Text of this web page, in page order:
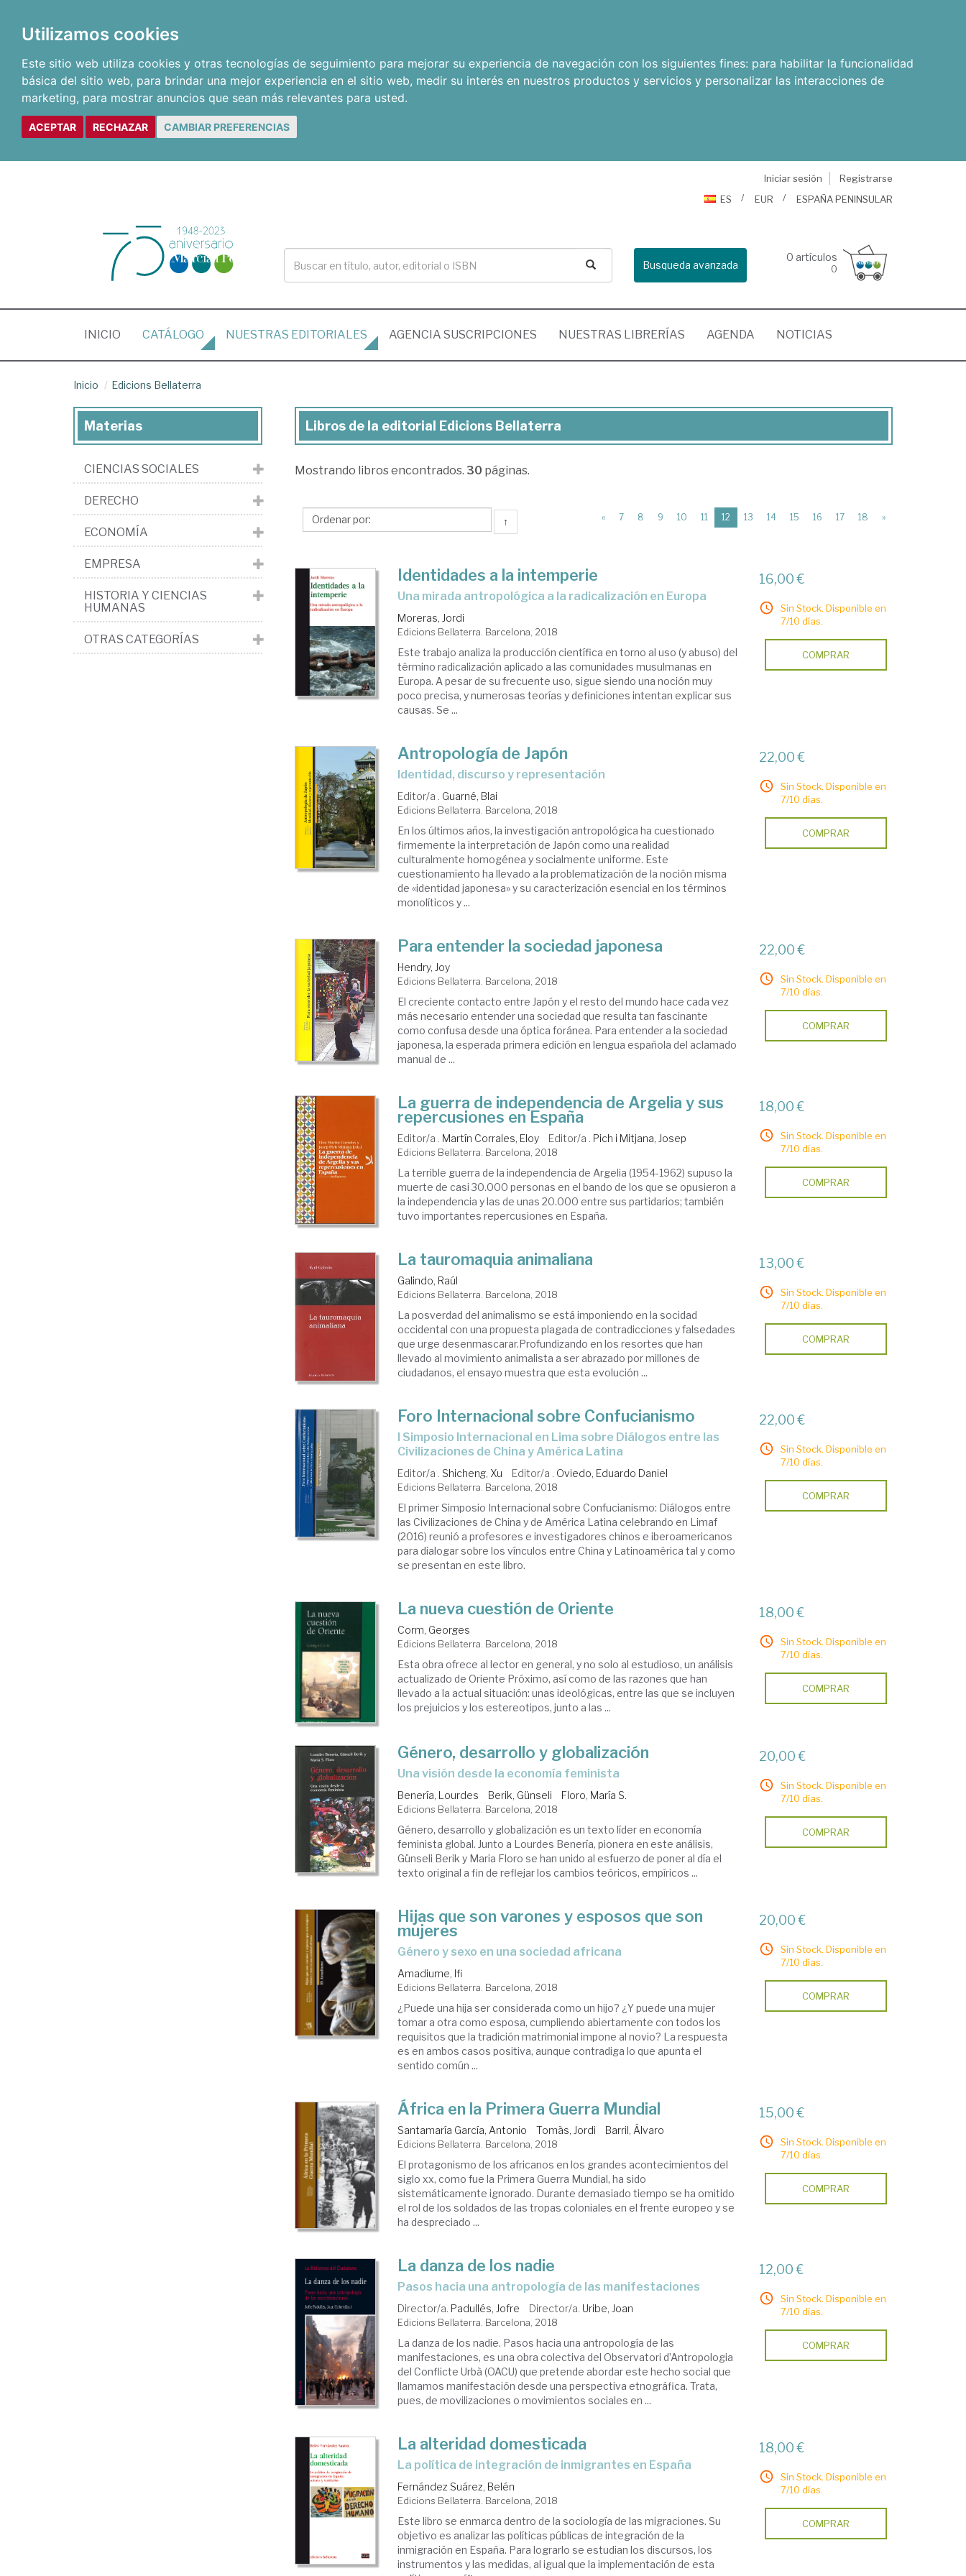
Utilizamos cookies
Este sitio web utiliza cookies y otras tecnologías de seguimiento para mejorar su experiencia de navegación con los siguientes fines: para habilitar la funcionalidad
básica del sitio web, para brindar una mejor experiencia en el sitio web, medir su interés en nuestros productos y servicios y personalizar las interacciones de
marketing, para mostrar anuncios que sean más relevantes para usted.
ACEPTAR RECHAZAR CAMBIAR PREFERENCIAS
Iniciar sesión
Registrarse
ES
EUR ESPAÑA PENINSULAR
Busqueda avanzada
0 artículos
0
INICIO (CURRENT)
CATÁLOGO NUESTRAS EDITORIALES AGENCIA SUSCRIPCIONES NUESTRAS LIBRERÍAS AGENDA NOTICIAS
Inicio Edicions Bellaterra
Libros
la
Edicions
Libros de la editorial Edicions Bellaterra
Mostrando libros encontrados. 30 páginas.
↑ « 7 8 9 10 11 12 (current)
13 14 15 16 17 18 »
Identidades a la intemperie
una mirada antropológica a la radicalización en Europa
Moreras, Jordi
Edicions Bellaterra. Barcelona, 2018
Este trabajo analiza la producción científica en torno al uso (y abuso) del
término radicalización aplicado a las comunidades musulmanas en
Europa. A pesar de su frecuente uso, sigue siendo una noción muy
poco precisa, y numerosas teorías y definiciones intentan explicar sus
causas. Se ...
16,00 €
Sin Stock. Disponible en
7/10 días.
COMPRAR
Antropología de Japón
identidad, discurso y representación
Editor/a . Guarné, Blai
Edicions Bellaterra. Barcelona, 2018
En los últimos años, la investigación antropológica ha cuestionado
firmemente la interpretación de Japón como una realidad
culturalmente homogénea y socialmente uniforme. Este
cuestionamiento ha llevado a la problematización de la noción misma
de «identidad japonesa» y su caracterización esencial en los términos
monolíticos y ...
22,00 €
Sin Stock. Disponible en
7/10 días.
COMPRAR
Para entender la sociedad japonesa
Hendry, Joy
Edicions Bellaterra. Barcelona, 2018
El creciente contacto entre Japón y el resto del mundo hace cada vez
más necesario entender una sociedad que resulta tan fascinante
como confusa desde una óptica foránea. Para entender a la sociedad
japonesa, la esperada primera edición en lengua española del aclamado
manual de ...
22,00 €
Sin Stock. Disponible en
7/10 días.
COMPRAR
La guerra de independencia de Argelia y sus
repercusiones en España
Editor/a . Martín Corrales, Eloy Editor/a . Pich i Mitjana, Josep
Edicions Bellaterra. Barcelona, 2018
La terrible guerra de la independencia de Argelia (1954-1962) supuso la
muerte de casi 30.000 personas en el bando de los que se opusieron a
la independencia y las de unas 20.000 entre sus partidarios; también
tuvo importantes repercusiones en España.
18,00 €
Sin Stock. Disponible en
7/10 días.
COMPRAR
La tauromaquia animaliana
Galindo, Raúl
Edicions Bellaterra. Barcelona, 2018
La posverdad del animalismo se está imponiendo en la socidad
occidental con una propuesta plagada de contradicciones y falsedades
que urge desenmascarar.Profundizando en los resortes que han
llevado al movimiento animalista a ser abrazado por millones de
ciudadanos, el ensayo muestra que esta evolución ...
13,00 €
Sin Stock. Disponible en
7/10 días.
COMPRAR
Foro Internacional sobre Confucianismo
I Simposio Internacional en Lima sobre Diálogos entre las
Civilizaciones de China y América Latina
Editor/a . Shicheng, Xu Editor/a . Oviedo, Eduardo Daniel
Edicions Bellaterra. Barcelona, 2018
El primer Simposio Internacional sobre Confucianismo: Diálogos entre
las Civilizaciones de China y de América Latina celebrando en Limaf
(2016) reunió a profesores e investigadores chinos e iberoamericanos
para dialogar sobre los vínculos entre China y Latinoamérica tal y como
se presentan en este libro.
22,00 €
Sin Stock. Disponible en
7/10 días.
COMPRAR
La nueva cuestión de Oriente
Corm, Georges
Edicions Bellaterra. Barcelona, 2018
Esta obra ofrece al lector en general, y no solo al estudioso, un análisis
actualizado de Oriente Próximo, así como de las razones que han
llevado a la actual situación: unas ideológicas, entre las que se incluyen
los prejuicios y los estereotipos, junto a las ...
18,00 €
Sin Stock. Disponible en
7/10 días.
COMPRAR
Género, desarrollo y globalización
una visión desde la economía feminista
Benería, Lourdes Berik, Günseli Floro, María S.
Edicions Bellaterra. Barcelona, 2018
Género, desarrollo y globalización es un texto líder en economía
feminista global. Junto a Lourdes Benería, pionera en este análisis,
Günseli Berik y Maria Floro se han unido al esfuerzo de poner al día el
texto original a fin de reflejar los cambios teóricos, empíricos ...
20,00 €
Sin Stock. Disponible en
7/10 días.
COMPRAR
Hijas que son varones y esposos que son
mujeres
género y sexo en una sociedad africana
Amadiume, Ifi
Edicions Bellaterra. Barcelona, 2018
¿Puede una hija ser considerada como un hijo? ¿Y puede una mujer
tomar a otra como esposa, cumpliendo abiertamente con todos los
requisitos que la tradición matrimonial impone al novio? La respuesta
es en ambos casos positiva, aunque contradiga lo que apunta el
sentido común ...
20,00 €
Sin Stock. Disponible en
7/10 días.
COMPRAR
África en la Primera Guerra Mundial
Santamaría García, Antonio Tomàs, Jordi Barril, Álvaro
Edicions Bellaterra. Barcelona, 2018
El protagonismo de los africanos en los grandes acontecimientos del
siglo xx, como fue la Primera Guerra Mundial, ha sido
sistemáticamente ignorado. Durante demasiado tiempo se ha omitido
el rol de los soldados de las tropas coloniales en el frente europeo y se
ha despreciado ...
15,00 €
Sin Stock. Disponible en
7/10 días.
COMPRAR
La danza de los nadie
pasos hacia una antropología de las manifestaciones
Director/a. Padullés, Jofre Director/a. Uribe, Joan
Edicions Bellaterra. Barcelona, 2018
La danza de los nadie. Pasos hacia una antropología de las
manifestaciones, es una obra colectiva del Observatori d’Antropologia
del Conflicte Urbà (OACU) que pretende abordar este hecho social que
llamamos manifestación desde una perspectiva etnográfica. Trata,
pues, de movilizaciones o movimientos sociales en ...
12,00 €
Sin Stock. Disponible en
7/10 días.
COMPRAR
La alteridad domesticada
la política de integración de inmigrantes en España
Fernández Suárez, Belén
Edicions Bellaterra. Barcelona, 2018
Este libro se enmarca dentro de la sociología de las migraciones. Su
objetivo es analizar las políticas públicas de integración de la
inmigración en España. Para lograrlo se estudian los discursos, los
instrumentos y las medidas, al igual que la implementación de esta
18,00 €
Sin Stock. Disponible en
7/10 días.
COMPRAR
Materias
CIENCIAS SOCIALES
DERECHO
ECONOMÍA
EMPRESA
HISTORIA Y CIENCIAS
HUMANAS
OTRAS CATEGORÍAS